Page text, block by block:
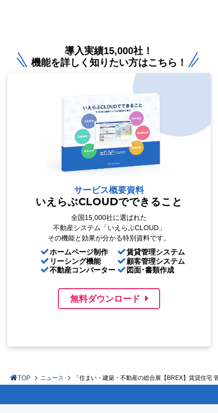
導入実績15,000社！
機能を詳しく知りたい方はこちら！
サービス概要資料
いえらぶCLOUDでできること
全国15,000社に選ばれた
不動産システム「いえらぶCLOUD」
その機能と効果が分かる特別資料です。
ホームページ制作
リーシング機能
不動産コンバーター
賃貸管理システム
顧客管理システム
図面･書類作成
無料ダウンロード
TOP ニュース 「住まい・建築・不動産の総合展【BREX】賃貸住